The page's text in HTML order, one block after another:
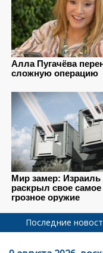
Последние